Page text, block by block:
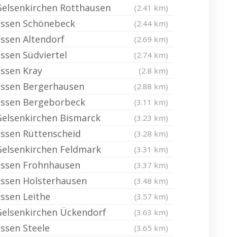
Rotthausen (2.41 km)
Schönebeck (2.44 km)
Altendorf (2.69 km)
Südviertel (2.74 km)
Kray (2.8 km)
Bergerhausen (2.88 km)
Bergeborbeck (3.11 km)
Bismarck (3.23 km)
Rüttenscheid (3.28 km)
Feldmark (3.31 km)
Frohnhausen (3.37 km)
Holsterhausen (3.48 km)
Leithe (3.57 km)
Ückendorf (3.63 km)
Steele (3.65 km)